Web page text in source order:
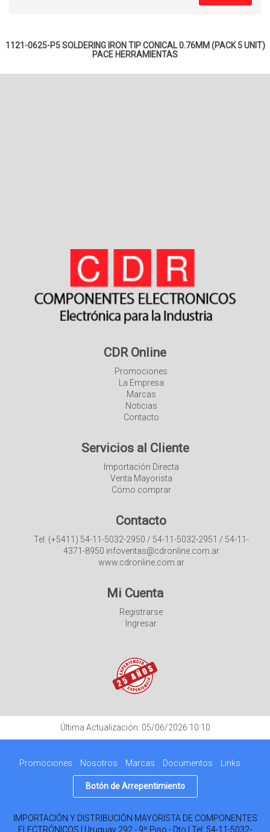
1121-0625-P5 SOLDERING IRON TIP CONICAL 0.76MM (PACK 5 UNIT)
PACE HERRAMIENTAS
CDR Online
Promociones
La Empresa
Marcas
Noticias
Contacto
Servicios al Cliente
Importación Directa
Venta Mayorista
Cómo comprar
Contacto
Tel: (+5411) 54-11-5032-2950 / 54-11-5032-2951 / 54-11-
4371-8950 infoventas@cdronline.com.ar
www.cdronline.com.ar
Mi Cuenta
Registrarse
Ingresar
Última Actualización: 05/06/2026 10:10
Promociones Nosotros Marcas Documentos Links
Botón de Arrepentimiento
IMPORTACIÓN Y DISTRIBUCIÓN MAYORISTA DE COMPONENTES
ELECTRÓNICOS | Uruguay 292 - 9º Piso - Dto | Tel: 54-11-5032-